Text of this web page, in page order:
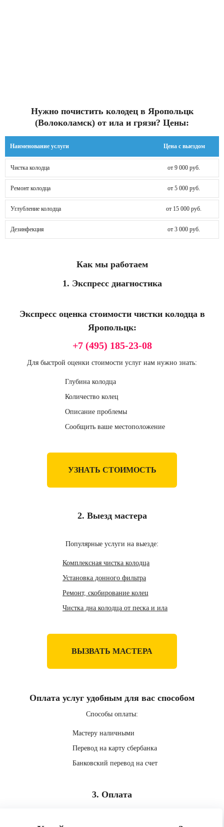
Нужно почистить колодец в Яропольцк
(Волоколамск) от ила и грязи? Цены:
Наименование услуги Цена с выездом
Чистка колодца от 9 000 руб.
Ремонт колодца от 5 000 руб.
Углубление колодца от 15 000 руб.
Дезинфекция от 3 000 руб.
Как мы работаем
1. Экспресс диагностика
Экспресс оценка стоимости чистки колодца в
Яропольцк:
+7 (495) 185-23-08
Для быстрой оценки стоимости услуг нам нужно знать:
Глубина колодца
Количество колец
Описание проблемы
Сообщить ваше местоположение
УЗНАТЬ СТОИМОСТЬ
2. Выезд мастера
Популярные услуги на выезде:
Комплексная чистка колодца
Установка донного фильтра
Ремонт, скобирование колец
Чистка дна колодца от песка и ила
ВЫЗВАТЬ МАСТЕРА
3. Оплата
Оплата услуг удобным для вас способом
Способы оплаты:
Мастеру наличными
Перевод на карту сбербанка
Банковский перевод на счет